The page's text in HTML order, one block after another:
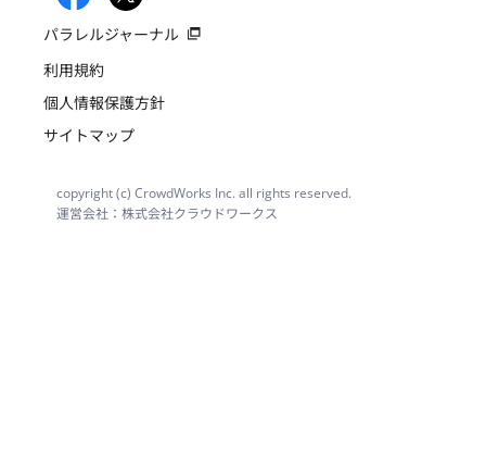
パラレルジャーナル
利用規約
個人情報保護方針
サイトマップ
copyright (c) CrowdWorks Inc. all rights reserved.
運営会社：株式会社クラウドワークス